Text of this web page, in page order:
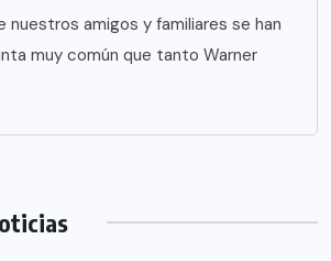
nuestros amigos y familiares se han
muy común que tanto Warner